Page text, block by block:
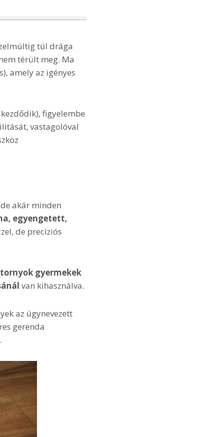
túl drága
térült meg. Ma
amely az igényes
figyelembe
vastagolóval
akár minden
egyengetett,
de precíziós
gyermekek
van kihasználva.
az úgynevezett
gerenda